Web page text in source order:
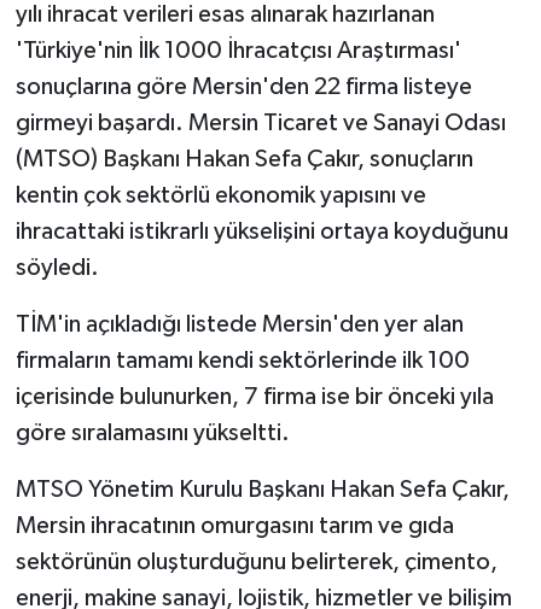
yılı ihracat verileri esas alınarak hazırlanan
'Türkiye'nin İlk 1000 İhracatçısı Araştırması'
sonuçlarına göre Mersin'den 22 firma listeye
girmeyi başardı. Mersin Ticaret ve Sanayi Odası
(MTSO) Başkanı Hakan Sefa Çakır, sonuçların
kentin çok sektörlü ekonomik yapısını ve
ihracattaki istikrarlı yükselişini ortaya koyduğunu
söyledi.
TİM'in açıkladığı listede Mersin'den yer alan
firmaların tamamı kendi sektörlerinde ilk 100
içerisinde bulunurken, 7 firma ise bir önceki yıla
göre sıralamasını yükseltti.
MTSO Yönetim Kurulu Başkanı Hakan Sefa Çakır,
Mersin ihracatının omurgasını tarım ve gıda
sektörünün oluşturduğunu belirterek, çimento,
enerji, makine sanayi, lojistik, hizmetler ve bilişim